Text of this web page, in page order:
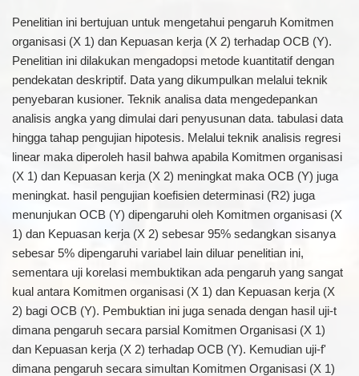
Penelitian ini bertujuan untuk mengetahui pengaruh Komitmen
organisasi (X 1) dan Kepuasan kerja (X 2) terhadap OCB (Y).
Penelitian ini dilakukan mengadopsi metode kuantitatif dengan
pendekatan deskriptif. Data yang dikumpulkan melalui teknik
penyebaran kusioner. Teknik analisa data mengedepankan
analisis angka yang dimulai dari penyusunan data. tabulasi data
hingga tahap pengujian hipotesis. Melalui teknik analisis regresi
linear maka diperoleh hasil bahwa apabila Komitmen organisasi
(X 1) dan Kepuasan kerja (X 2) meningkat maka OCB (Y) juga
meningkat. hasil pengujian koefisien determinasi (R2) juga
menunjukan OCB (Y) dipengaruhi oleh Komitmen organisasi (X
1) dan Kepuasan kerja (X 2) sebesar 95% sedangkan sisanya
sebesar 5% dipengaruhi variabel lain diluar penelitian ini,
sementara uji korelasi membuktikan ada pengaruh yang sangat
kual antara Komitmen organisasi (X 1) dan Kepuasan kerja (X
2) bagi OCB (Y). Pembuktian ini juga senada dengan hasil uji-t
dimana pengaruh secara parsial Komitmen Organisasi (X 1)
dan Kepuasan kerja (X 2) terhadap OCB (Y). Kemudian uji-f'
dimana pengaruh secara simultan Komitmen Organisasi (X 1)